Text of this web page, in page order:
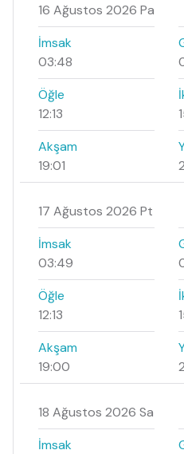
16 Ağustos 2026 Pa
İmsak
03:48
Öğle
12:13
Akşam
19:01
17 Ağustos 2026 Pt
İmsak
03:49
Öğle
12:13
Akşam
19:00
18 Ağustos 2026 Sa
İmsak